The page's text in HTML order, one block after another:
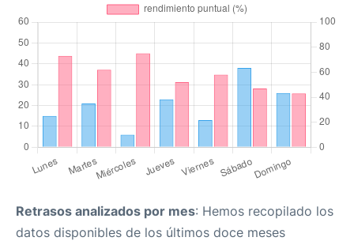
Retrasos analizados por mes: Hemos recopilado los
datos disponibles de los últimos doce meses